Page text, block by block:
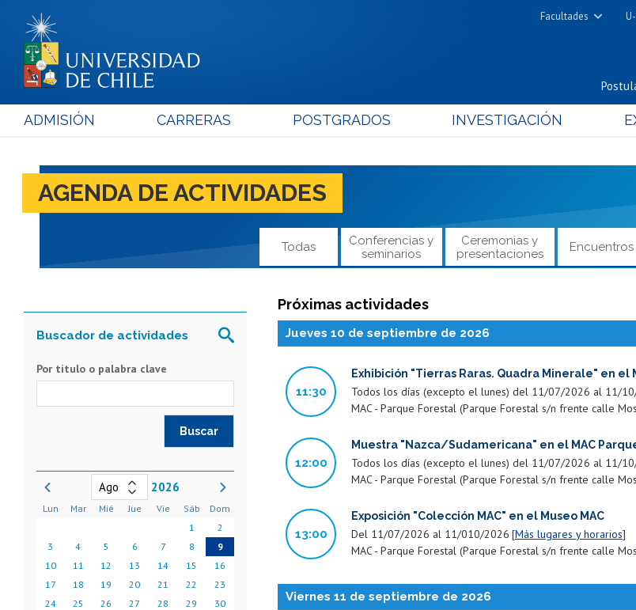
Facultades
Cs. Físicas y
Cs. Químicas y
Estudios
ADMISIÓN CARRERAS POSTGRADOS INVESTIGACIÓN
AGENDA DE ACTIVIDADES
Todas
Conferencias y
seminarios
Ceremonias y
presentaciones
Encuentros
Buscador de actividades
Por título o palabra clave
2026
Lun Mar Mié Jue Vie Sáb
Dom
1
2
3
4 5 6 7 8
9
10
11 12 13 14 15
16
17
18 19 20 21 22
23
24
25 26 27 28 29
30
Próximas actividades
Jueves 10 de septiembre de 2026
11:30
Exhibición "Tierras Raras. Quadra Minerale" en el
Todos los días (excepto el lunes) del 11/07/2026 al 11/
MAC - Parque Forestal (Parque Forestal s/n frente calle
12:00
Muestra "Nazca/Sudamericana" en el MAC
Todos los días (excepto el lunes) del 11/07/2026 al 11/
MAC - Parque Forestal (Parque Forestal s/n frente calle
13:00
Exposición "Colección MAC" en el Museo MAC
Del 11/07/2026 al 11/010/2026 Más lugares y horarios
MAC - Parque Forestal (Parque Forestal s/n frente calle
Viernes 11 de septiembre de 2026